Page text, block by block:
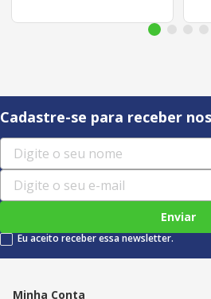
Cadastre-se para receber
Enviar
Eu aceito receber essa newsletter.
Minha Conta